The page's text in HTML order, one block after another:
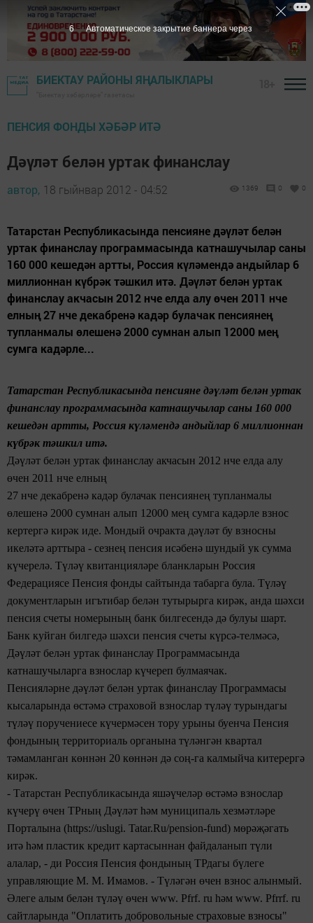
БИЕКТАУ РАЙОНЫ ЯҢАЛЫКЛАРЫ
ПЕНСИЯ ФОНДЫ ХӘБӘР ИТӘ
Дәүләт белән уртак финанслау
автор, 18 гыйнвар 2012 - 04:52 1369 0 0
Татарстан Республикасында пенсияне дәүләт белән
уртак финанслау программасында катнашучылар саны
160 000 кешедән артты, Россия күләмендә андыйлар 6
миллионнан күбрәк тәшкил итә. Дәүләт белән уртак
финанслау акчасын 2012 нче елда алу өчен 2011 нче
елның 27 нче декабренә кадәр булачак пенсиянең
тупланмалы өлешенә 2000 сумнан алып 12000 мең
сумга кадәрле...
Татарстан Республикасында пенсияне дәүләт белән уртак
финанслау программасында катнашучылар саны 160 000
кешедән артты, Россия күләмендә андыйлар 6 миллионнан
күбрәк тәшкил итә.
Дәүләт белән уртак финанслау акчасын 2012 нче елда алу
өчен 2011 нче елның
27 нче декабренә кадәр булачак пенсиянең тупланмалы
өлешенә 2000 сумнан алып 12000 мең сумга кадәрле взнос
кертергә кирәк иде. Мондый очракта дәүләт бу взносны
икеләтә арттыра - сезнең пенсия исәбенә шундый ук сумма
күчерелә. Түләү квитанцияләре бланкларын Россия
Федерациясе Пенсия фонды сайтында табарга була. Түләү
документларын игътибар белән тутырырга кирәк, анда шәхси
пенсия счеты номерының банк билгесендә дә булуы шарт.
Банк куйган билгедә шәхси пенсия счеты күрсә-телмәсә,
Дәүләт белән уртак финанслау Программасында
катнашучыларга взнослар күчереп булмаячак.
Пенсияләрне дәүләт белән уртак финанслау Программасы
кысаларында өстәмә страховой взнослар түләү турындагы
түләү поручениесе күчермәсен тору урыны буенча Пенсия
фондының территориаль органына түләнгән квартал
тәмамланган көннән 20 көннән дә соң-га калмыйча китерергә
кирәк.
- Татарстан Республикасында яшәүчеләр өстәмә взнослар
күчерү өчен ТРның Дәүләт һәм муниципаль хезмәтләре
Порталына (https://uslugi. Tatar.Ru/pension-fund) мөрәҗәгать
итә һәм пластик кредит картасыннан файдаланып түли
алалар, - ди Россия Пенсия фондының ТРдагы бүлеге
управляющие М. М. Имамов. - Түләгән өчен взнос алынмый.
Әлеге алым белән түләү өчен www. Pfrf. ru һәм www. Pfrrf. ru
сайтларында "Оплатить добровольные страховые взносы"
5 Автоматическое закрытие баннера через